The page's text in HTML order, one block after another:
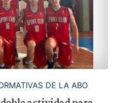
DE LA ABO